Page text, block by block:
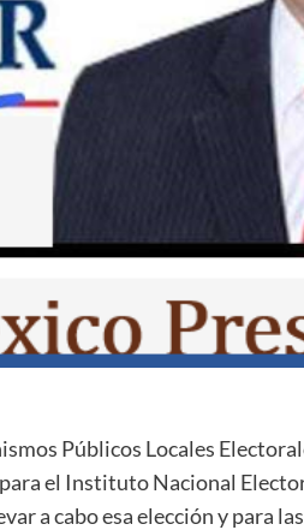
Públicos Locales
el Instituto Nacional
a cabo esa elección y para